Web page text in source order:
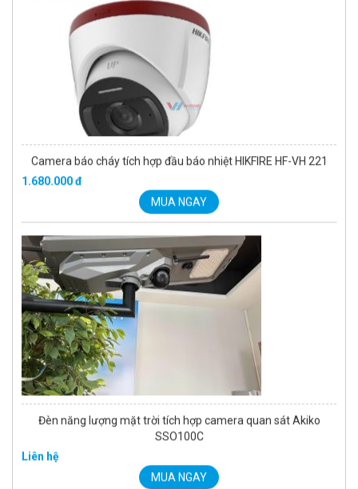
Đèn năng lượng mặt trời tích hợp camera quan sát Akiko
SSO100C
Liên hệ
MUA NGAY
Camera Wifi thông minh EZVIZ H6c Pro 3M 2K Tặng thẻ 64G